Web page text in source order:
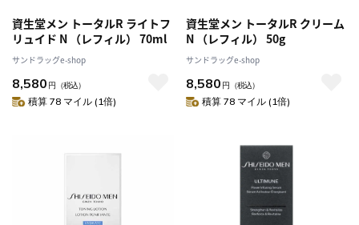
資生堂メン トータルR ライトフ
リュイド N （レフィル） 70ml
サンドラッグe-shop
8,580 円 （税込）
積算 78 マイル (1倍)
資生堂メン トータルR クリーム
N （レフィル） 50g
サンドラッグe-shop
8,580 円 （税込）
積算 78 マイル (1倍)